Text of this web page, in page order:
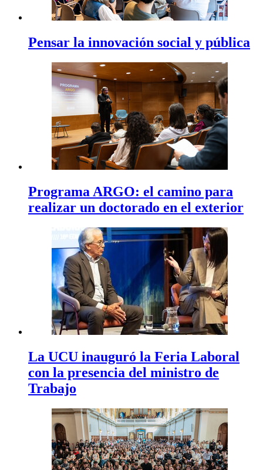
Pensar la innovación social y pública
Programa ARGO: el camino para
realizar un doctorado en el exterior
La UCU inauguró la Feria Laboral
con la presencia del ministro de
Trabajo